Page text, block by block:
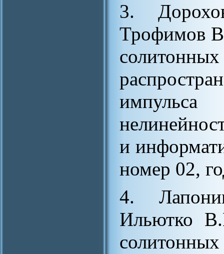
3.
Трофимов
и
номер 02,
4.
Ильютко